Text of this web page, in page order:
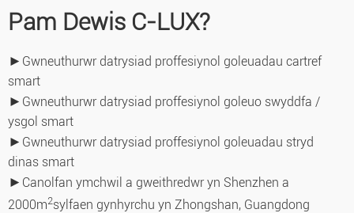
Pam Dewis C-LUX?
► Gwneuthurwr datrysiad proffesiynol goleuadau cartref
smart
► Gwneuthurwr datrysiad proffesiynol goleuo swyddfa /
ysgol smart
► Gwneuthurwr datrysiad proffesiynol goleuadau stryd
dinas smart
► Canolfan ymchwil a gweithredwr yn Shenzhen a
2000m2sylfaen gynhyrchu yn Zhongshan, Guangdong